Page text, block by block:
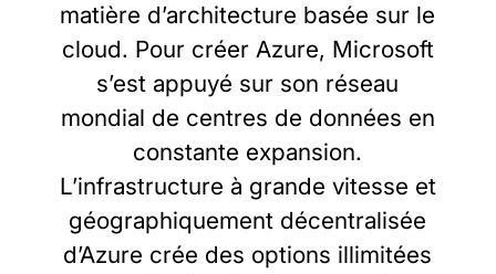
matière d’architecture basée sur le
cloud. Pour créer Azure, Microsoft
s’est appuyé sur son réseau
mondial de centres de données en
constante expansion.
L’infrastructure à grande vitesse et
géographiquement décentralisée
d’Azure crée des options illimitées